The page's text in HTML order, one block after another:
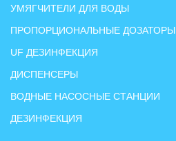
УМЯГЧИТЕЛИ ДЛЯ ВОДЫ
ПРОПОРЦИОНАЛЬНЫЕ ДОЗАТОРЫ
UF ДЕЗИНФЕКЦИЯ
ДИСПЕНСЕРЫ
ВОДНЫЕ НАСОСНЫЕ СТАНЦИИ
ДЕЗИНФЕКЦИЯ